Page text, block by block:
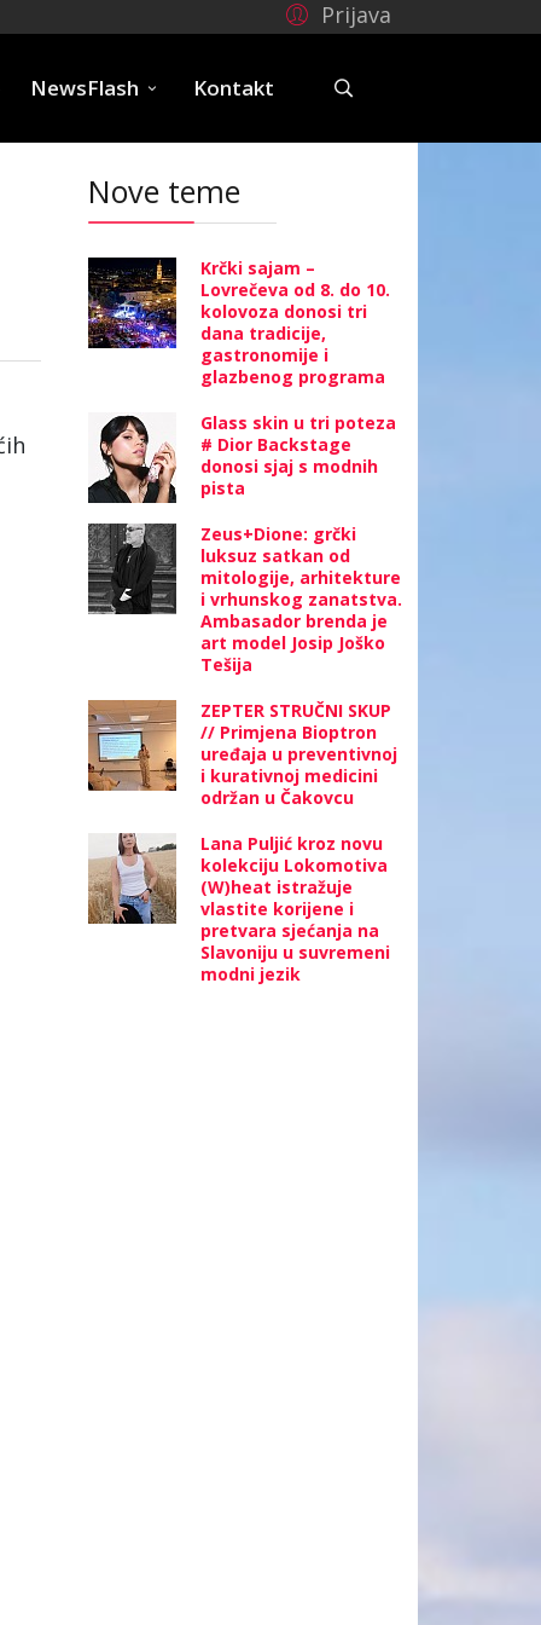
Prijava
NewsFlash Kontakt
Nove teme
Krčki sajam –
Lovrečeva od 8. do 10.
kolovoza donosi tri
dana tradicije,
gastronomije i
glazbenog programa
Glass skin u tri poteza
# Dior Backstage
donosi sjaj s modnih
pista
Zeus+Dione: grčki
luksuz satkan od
mitologije, arhitekture
i vrhunskog zanatstva.
Ambasador brenda je
art model Josip Joško
Tešija
ZEPTER STRUČNI SKUP
// Primjena Bioptron
uređaja u preventivnoj
i kurativnoj medicini
održan u Čakovcu
Lana Puljić kroz novu
kolekciju Lokomotiva
(W)heat istražuje
vlastite korijene i
pretvara sjećanja na
Slavoniju u suvremeni
modni jezik